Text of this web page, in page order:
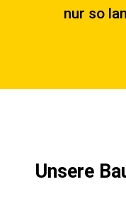
nur so
Unsere